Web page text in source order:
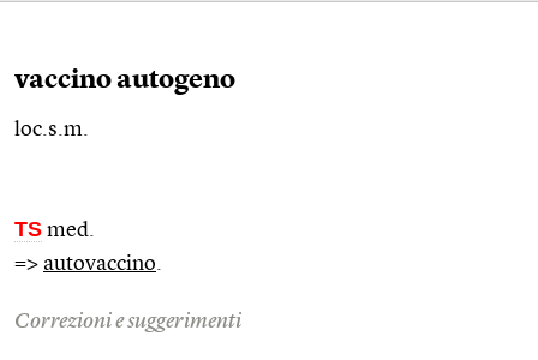
vaccino autogeno
loc.s.m.
TS med.
=> autovaccino
Correzioni e suggerimenti